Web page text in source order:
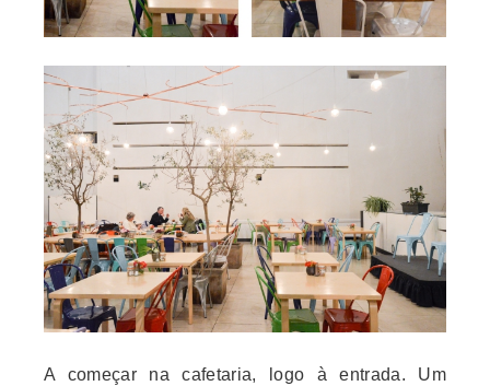
A começar na cafetaria, logo à entrada. Um